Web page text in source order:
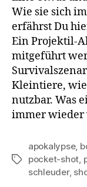
Wie sie sich
erfährst Du
Ein Projektil-
mitgeführt
Kleintiere,
nutzbar. Was
immer wieder
Schlagwörter
apokalypse,
pocket-shot,
schleuder,